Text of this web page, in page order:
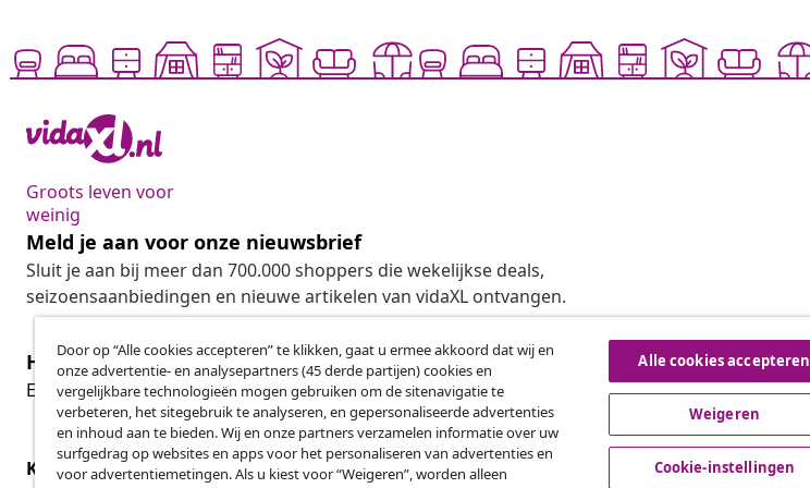
Groots leven voor
weinig
Meld je aan voor onze nieuwsbrief
Sluit je aan bij meer dan 700.000 shoppers die wekelijkse deals,
seizoensaanbiedingen en nieuwe artikelen van vidaXL ontvangen.
Herroeping van de overeenkomst
Een annulering voor je bestelling indienen
Herroeping van de overeenkomst
Klantenservice Zakelijk vidaXL
Door op “Alle cookies accepteren” te klikken, gaat u ermee akkoord dat wij en
onze advertentie- en analysepartners (45 derde partijen) cookies en
vergelijkbare technologieën mogen gebruiken om de sitenavigatie te
verbeteren, het sitegebruik te analyseren, en gepersonaliseerde advertenties
en inhoud aan te bieden. Wij en onze partners verzamelen informatie over uw
surfgedrag op websites en apps voor het personaliseren van advertenties en
voor advertentiemetingen. Als u kiest voor “Weigeren”, worden alleen
Alle cookies accepteren
Weigeren
Cookie-instellingen